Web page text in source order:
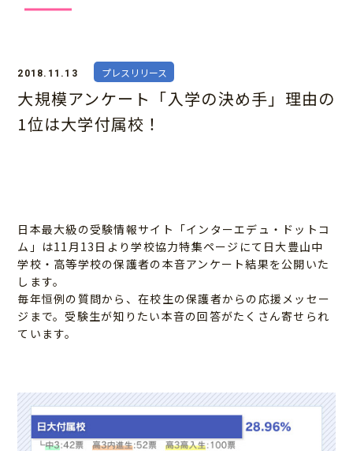
2018.11.13 プレスリリース
大規模アンケート「入学の決め手」理由の
1位は大学付属校！
日本最大級の受験情報サイト「インターエデュ・ドットコ
ム」は11月13日より学校協力特集ページにて日大豊山中
学校・高等学校の保護者の本音アンケート結果を公開いた
します。
毎年恒例の質問から、在校生の保護者からの応援メッセー
ジまで。受験生が知りたい本音の回答がたくさん寄せられ
ています。